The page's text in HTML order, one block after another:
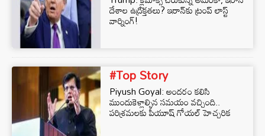
దేశాల ఉద్రిక్తతలు? ఇరాన్‌కు ట్రంప్ లాస్ట్
వార్నింగ్!
#Top Story
Piyush Goyal: అందరం కలిసి
ముందుకెళ్లాల్సిన సమయం వచ్చింది..
పరిశ్రమలకు పీయూష్ గోయల్ హెచ్చరిక